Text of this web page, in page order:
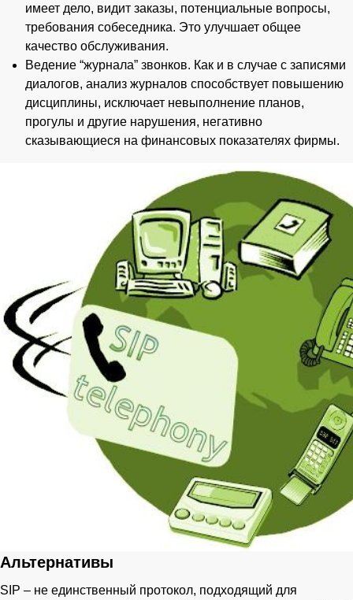
имеет дело, видит заказы, потенциальные вопросы,
требования собеседника. Это улучшает общее
качество обслуживания.
Ведение “журнала” звонков. Как и в случае с записями
диалогов, анализ журналов способствует повышению
дисциплины, исключает невыполнение планов,
прогулы и другие нарушения, негативно
сказывающиеся на финансовых показателях фирмы.
Альтернативы
SIP – не единственный протокол, подходящий для